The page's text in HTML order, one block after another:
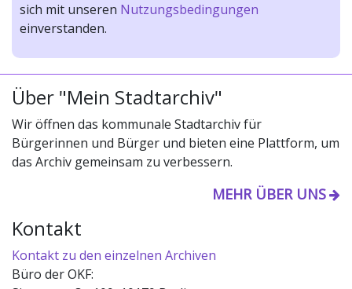
sich mit unseren Nutzungsbedingungen
einverstanden.
Über "Mein Stadtarchiv"
Wir öffnen das kommunale Stadtarchiv für
Bürgerinnen und Bürger und bieten eine Plattform, um
das Archiv gemeinsam zu verbessern.
MEHR ÜBER UNS
Kontakt
Kontakt zu den einzelnen Archiven
Büro der OKF: